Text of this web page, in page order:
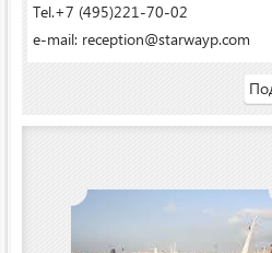
Tel.+7 (495)221-70-02
e-mail: reception@starwayp.com